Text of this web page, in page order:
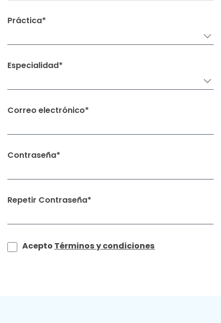
Práctica*
Especialidad*
Correo electrónico*
Contraseña*
Repetir Contraseña*
Acepto Términos y condiciones